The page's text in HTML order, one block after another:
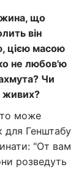
що
він
цією масою
не любов'ю
Чи
живих?
може
для Генштабу
"От вам
розведуть